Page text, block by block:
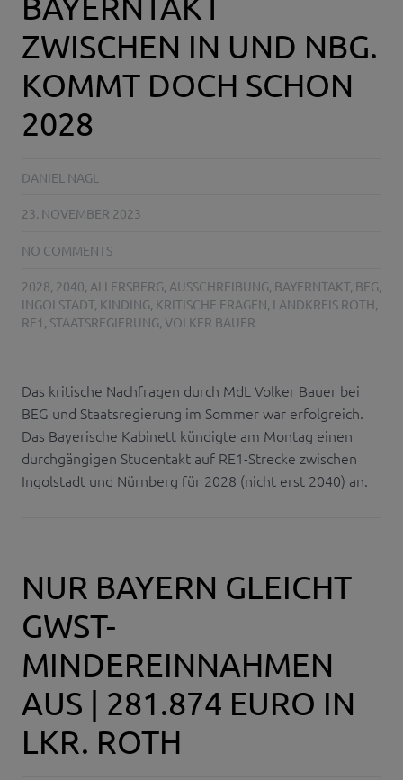
ZWISCHEN IN UND NBG.
KOMMT DOCH SCHON
2028
DANIEL NAGL
23. NOVEMBER 2023
NO COMMENTS
2028, 2040, ALLERSBERG, AUSSCHREIBUNG, BAYERNTAKT, BEG,
INGOLSTADT, KINDING, KRITISCHE FRAGEN, LANDKREIS ROTH,
RE1 , STAATSREGIERUNG, VOLKER BAUER
Das kritische Nachfragen durch MdL Volker Bauer bei
BEG und Staatsregierung im Sommer war erfolgreich.
Das Bayerische Kabinett kündigte am Montag einen
durchgängigen Studentakt auf RE1-Strecke zwischen
Ingolstadt und Nürnberg für 2028 (nicht erst 2040) an.
NUR BAYERN GLEICHT
GWST-
MINDEREINNAHMEN
AUS | 281.874 EURO IN
LKR. ROTH